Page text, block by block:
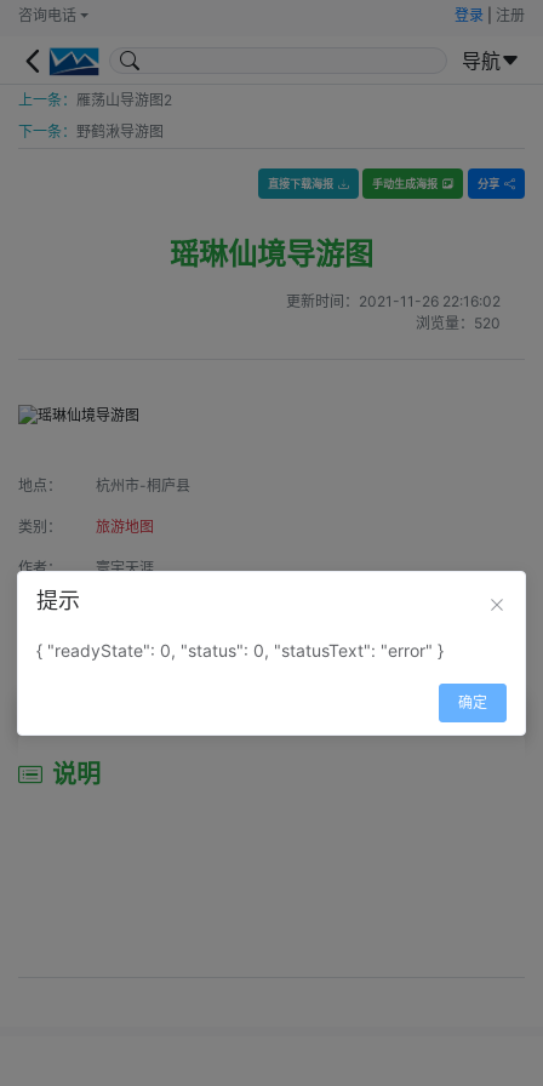
咨询电话 登录 注册
导航
上一条： 雁荡山导游图2
下一条： 野鹤湫导游图
直接下载海报 手动生成海报 分享
瑶琳仙境导游图
更新时间： 2021-11-26 22:16:02
浏览量： 520
地点： 杭州市-桐庐县
类别： 旅游地图
作者： 寰宇天涯
来源：
属性： 地图属性： 地图类型-景区导游图
说明
提示
{ "readyState": 0, "status": 0, "statusText": "error" }
确定